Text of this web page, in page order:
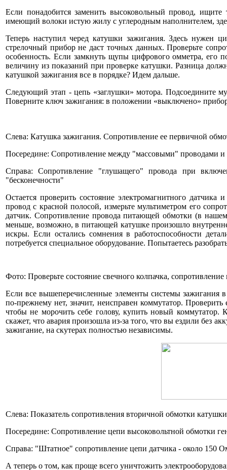
Если понадобится заменить высоковольный провод,
имеющий волоки истую жилу с углеродным наполнителем,
Теперь наступил черед катушки зажигания. Здесь нужен
стрелочный прибор не даст точных данных. Проверьте
особенность. Если замкнуть щупы цифрового омметра, его
величину из показаний при проверке катушки. Разница
катушкой зажигания все в порядке? Идем дальше.
Следующий этап - цепь «заглушки» мотора. Подсоедините
Поверните ключ зажигания: в положении «выключено»
Слева: Катушка зажигания. Сопротивление ее первичной
Посередине: Сопротивление между "массовыми" проводами
Справа: Сопротивление "глушащего" провода при
"бесконечности"
Остается проверить состояние электромагнитного
провод с красной полосой, измерьте мультиметром его
датчик. Сопротивление провода питающей обмотки (в
меньше, возможно, в питающей катушке произошло
искры. Если остались сомнения в работоспособности
потребуется специальное оборудование. Попытаетесь
Фото: Проверьте состояние свечного колпачка,
Если все вышеперечисленные элементы системы зажигания
по-прежнему нет, значит, неисправен коммутатор.
чтобы не морочить себе голову, купить новый коммутатор.
скажет, что авария произошла из-за того, что вы ездили без
зажигание, на скутерах полностью независимы.
Слева: Показатель сопротивления вторичной обмотки
Посередине: Сопротивление цепи высоковольтной обмотки
Справа: "Штатное" сопротивление цепи датчика - около 150
А теперь о том, как проще всего уничтожить